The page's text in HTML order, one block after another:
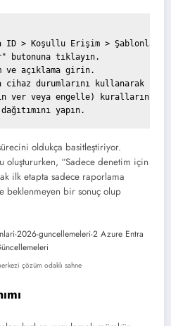
> Koşullu Erişim > Şablonlar
butonuna tıklayın.
açıklama girin.
durumlarını kullanarak
ver veya engelle) kurallarını
oldukça basitleştiriyor.
“Sadece denetim için
ilk etapta sadece raporlama
beklenmeyen bir sonuç olup
çözüm odaklı sahne